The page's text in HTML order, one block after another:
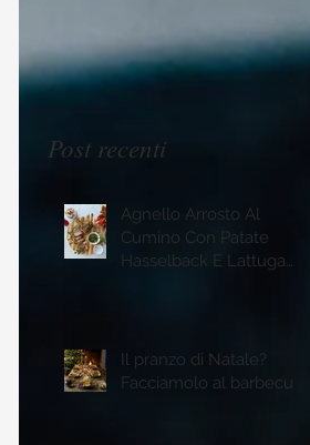
Post recenti
Agnello Arrosto Al
Cumino Con Patate
Hasselback E Lattuga
Il pranzo di Natale?
Facciamolo al barbecue